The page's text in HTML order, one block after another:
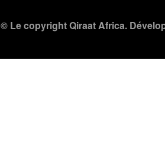
© Le copyright Qiraat Africa.